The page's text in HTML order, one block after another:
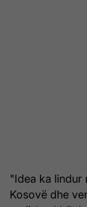
"Idea ka lindur
Kosovë dhe